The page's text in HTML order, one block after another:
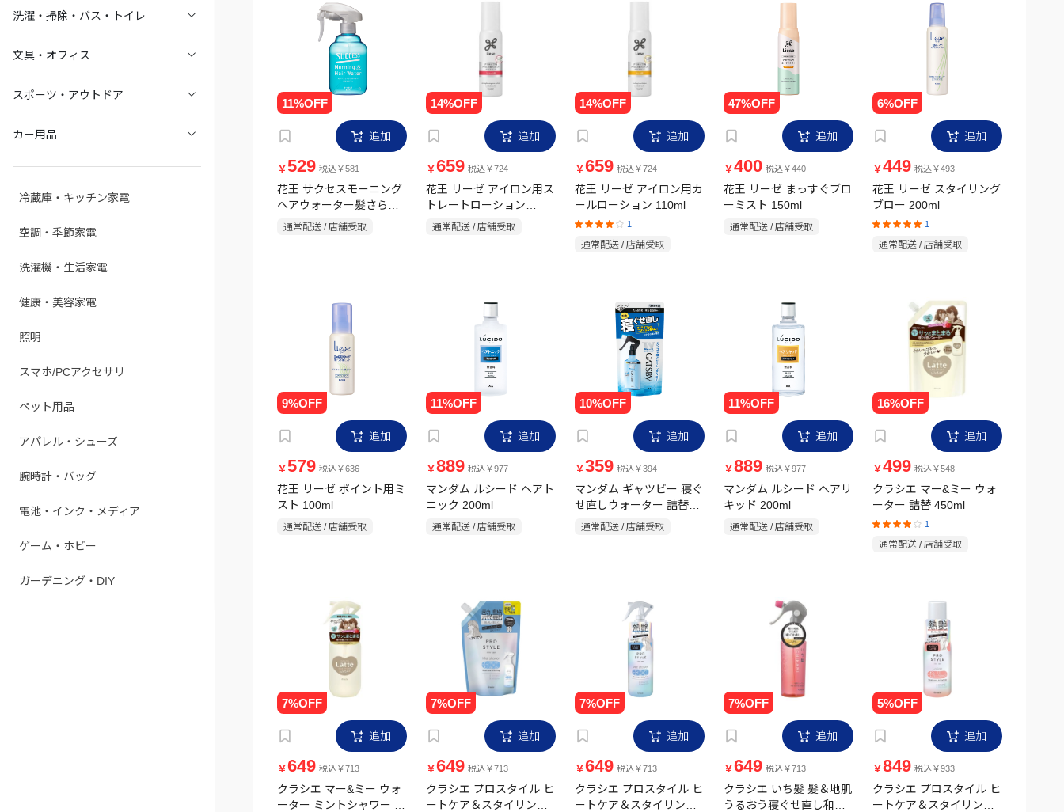
洗濯・掃除・バス・トイレ
文具・オフィス
スポーツ・アウトドア
カー用品
冷蔵庫・キッチン家電
空調・季節家電
洗濯機・生活家電
健康・美容家電
照明
スマホ/PCアクセサリ
ペット用品
アパレル・シューズ
腕時計・バッグ
電池・インク・メディア
ゲーム・ホビー
ガーデニング・DIY
追加
￥529 税込￥581
花王 サクセスモーニング
ヘアウォーター髪さらミ
スト本体 280ml
通常配送 / 店舗受取
追加
￥659 税込￥724
花王 リーゼ アイロン用ス
トレートローション
通常配送 / 店舗受取
追加
￥659 税込￥724
花王 リーゼ アイロン用カ
ールローション 110ml
1
通常配送 / 店舗受取
追加
￥400 税込￥440
花王 リーゼ まっすぐブロ
ーミスト 150ml
通常配送 / 店舗受取
追加
￥449 税込￥493
花王 リーゼ スタイリング
ブロー 200ml
1
通常配送 / 店舗受取
追加
￥579 税込￥636
花王 リーゼ ポイント用ミ
スト 100ml
通常配送 / 店舗受取
追加
￥889 税込￥977
マンダム ルシード ヘアト
ニック 200ml
通常配送 / 店舗受取
追加
￥359 税込￥394
マンダム ギャツビー 寝ぐ
せ直しウォーター 詰替え
用 250ml シトラス
通常配送 / 店舗受取
追加
￥889 税込￥977
マンダム ルシード ヘアリ
キッド 200ml
通常配送 / 店舗受取
追加
￥499 税込￥548
クラシエ マー&ミー ウォ
ーター 詰替 450ml
1
通常配送 / 店舗受取
追加
￥649 税込￥713
クラシエ マー&ミー ウォ
ーター ミントシャワー 本
追加
￥649 税込￥713
クラシエ プロスタイル ヒ
ートケア＆スタイリング
追加
￥649 税込￥713
クラシエ プロスタイル ヒ
ートケア＆スタイリング
追加
￥649 税込￥713
クラシエ いち髪 髪＆地肌
うるおう寝ぐせ直し和草
追加
￥849 税込￥933
クラシエ プロスタイル ヒ
ートケア＆スタイリング